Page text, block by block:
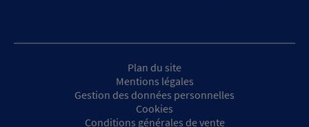
facebook
de
instagram
de
Plan du site
Mentions légales
Gestion des données personnelles
Cookies
Conditions générales de vente